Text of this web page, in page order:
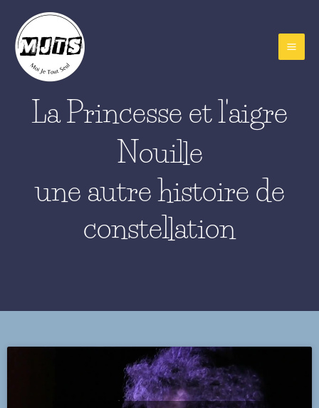
contenu
La Princesse et l'aigre
Nouille
une autre histoire de
constellation